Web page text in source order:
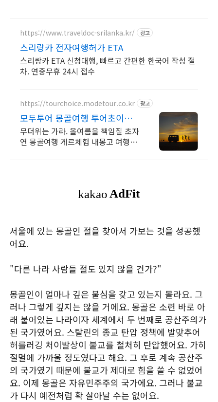
https://www.traveldoc-srilanka.kr/ 광고
스리랑카 전자여행허가 ETA
스리랑카 ETA 신청대행, 빠르고 간편한 한국어 작성 절
차. 연중무휴 24시 접수
https://tourchoice.modetour.co.kr 광고
모두투어 몽골여행 투어초이스
청량함,초자연,별축제 끝판왕
무더위는 가라. 올여름을 책임질 초자
연 몽골여행 게르체험 내몽고 여행도
서울에 있는 몽골인 절을 찾아서 가보는 것을 성공했
어요.
"다른 나라 사람들 절도 있지 않을 건가?"
몽골인이 얼마나 깊은 불심을 갖고 있는지 몰라요. 그
러나 그렇게 깊지는 않을 거에요. 몽골은 소련 바로 아
래 붙어있는 나라이자 세계에서 두 번째로 공산주의가
된 국가였어요. 스탈린의 종교 탄압 정책에 발맞추어
허를러깅 처이발상이 불교를 철처히 탄압했어요. 가히
절멸에 가까울 정도였다고 해요. 그 후로 계속 공산주
의 국가였기 때문에 불교가 제대로 힘을 쓸 수 없었어
요. 이제 몽골은 자유민주주의 국가에요. 그러나 불교
가 다시 예전처럼 확 살아날 수는 없어요.